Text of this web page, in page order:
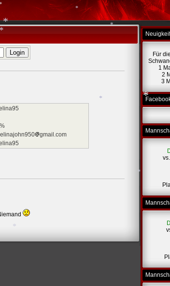
gmail.com
Für
1
2
3
*
*
*
*